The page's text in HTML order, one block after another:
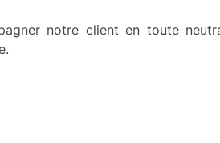
notre client en toute